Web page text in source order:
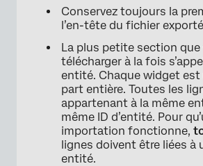
Conservez toujours la
l’en-tête du fichier exporté
La plus petite section que
télécharger à la fois
entité. Chaque widget
part entière. Toutes les
appartenant à la même
même ID d’entité. Pour
importation fonctionne,
lignes doivent être liées à
entité.